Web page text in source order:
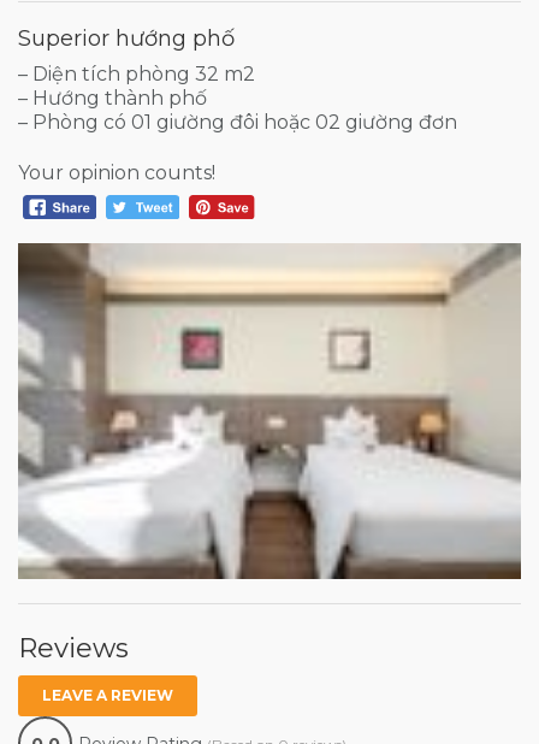
Superior hướng phố
– Diện tích phòng 32 m2
– Hướng thành phố
– Phòng có 01 giường đôi hoặc 02 giường đơn
Your opinion counts!
Reviews
LEAVE A REVIEW